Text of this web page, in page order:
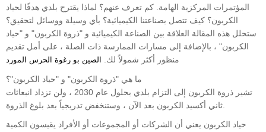
المؤتمرات المركزية الهامة. كم تعرف عنهم؟ لماذا يقترح بلدي هدفًا لحياد
الكربون؟ كيف تتصل بصناعتنا الكيميائية؟ بأي وسيلة ووسائل لتحقيق؟
ستحلل هذه المقالة العلاقة بين الصناعة الكيميائية و "ذروة الكربون" و "حياد
الكربون" ، بالإضافة إلى مسارات الممارسة ذات الصلة ، على أمل تقديم
منظور أكثر شمولاً لك. الصين بو رغوة الحرس المورد
ما هي "ذروة الكربون" و "حياد الكربون"؟
تشير ذروة الكربون إلى التزام بلدي بحلول عام 2030 ، ولن تزداد انبعاثات
ثاني أكسيد الكربون بعد الآن ، وستنخفض تدريجياً بعد بلوغ الذروة.
حياد الكربون يعني أن الشركات أو المجموعات أو الأفراد يقيسون الكمية